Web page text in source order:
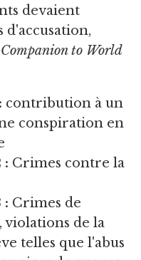
devaient
to World
contribution à un
conspiration en
: Crimes contre la
: Crimes de
violations de la
telles que l'abus